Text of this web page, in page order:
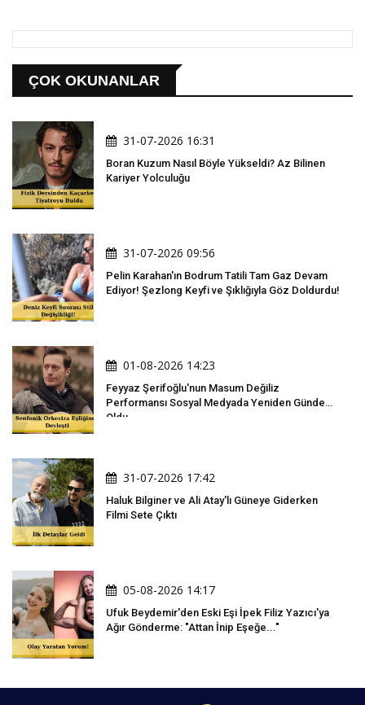
ÇOK OKUNANLAR
31-07-2026 16:31
Boran Kuzum Nasıl Böyle Yükseldi? Az Bilinen
Kariyer Yolculuğu
31-07-2026 09:56
Pelin Karahan'ın Bodrum Tatili Tam Gaz Devam
Ediyor! Şezlong Keyfi ve Şıklığıyla Göz Doldurdu!
01-08-2026 14:23
Feyyaz Şerifoğlu'nun Masum Değiliz
Performansı Sosyal Medyada Yeniden Gündem
Oldu
31-07-2026 17:42
Haluk Bilginer ve Ali Atay'lı Güneye Giderken
Filmi Sete Çıktı
05-08-2026 14:17
Ufuk Beydemir'den Eski Eşi İpek Filiz Yazıcı'ya
Ağır Gönderme: "Attan İnip Eşeğe..."